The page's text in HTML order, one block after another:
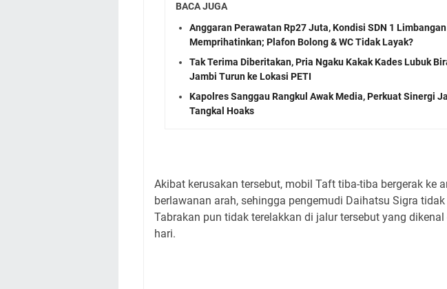
BACA JUGA
Anggaran Perawatan Rp27 Juta, Kondisi SDN 1
Memprihatinkan; Plafon Bolong & WC Tidak Layak?
Tak Terima Diberitakan, Pria Ngaku Kakak Kades Lubuk
Jambi Turun ke Lokasi PETI
Kapolres Sanggau Rangkul Awak Media, Perkuat Sinergi
Tangkal Hoaks
Akibat kerusakan tersebut, mobil Taft tiba-tiba bergerak ke
berlawanan arah, sehingga pengemudi Daihatsu Sigra
Tabrakan pun tidak terelakkan di jalur tersebut yang
hari.